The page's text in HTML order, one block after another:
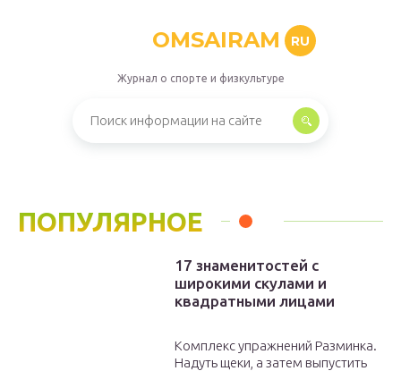
OMSAIRAM RU
Журнал о спорте и физкультуре
ПОПУЛЯРНОЕ
17 знаменитостей с
широкими скулами и
квадратными лицами
Комплекс упражнений Разминка.
Надуть щеки, а затем выпустить